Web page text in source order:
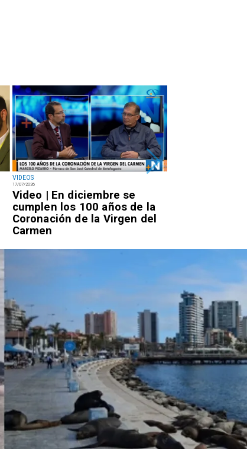
VIDEOS
17/07/2026
Video | En diciembre se
cumplen los 100 años de la
Coronación de la Virgen del
Carmen